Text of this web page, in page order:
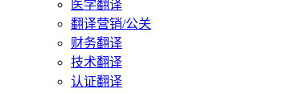
医学翻译
翻译营销/公关
财务翻译
技术翻译
认证翻译